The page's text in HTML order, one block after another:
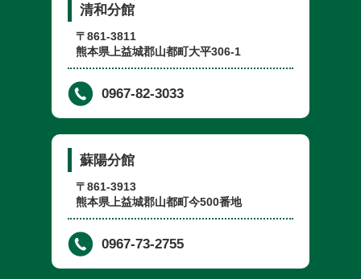
清和分館
〒861-3811
熊本県上益城郡山都町大平306-1
0967-82-3033
蘇陽分館
〒861-3913
熊本県上益城郡山都町今500番地
0967-73-2755